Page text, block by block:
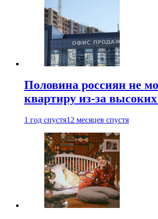
Половина россиян не
квартиру из-за
1 год спустя12 месяцев спустя